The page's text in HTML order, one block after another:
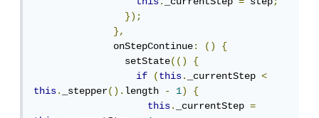
});
},
              onStepContinue
: ()
{
                setState
(()
{
if
(this. _currentStep <
this. _stepper().length - 1)
{
this. _currentStep =